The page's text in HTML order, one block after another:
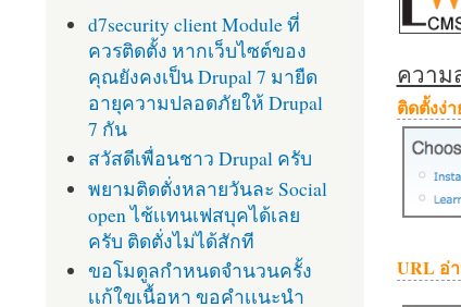
ความ
ติดตั้งง่า
URL อ่
d7security client Module ที่
ควรติดตั้ง หากเว็บไซต์ของ
คุณยังคงเป็น Drupal 7 มายืด
อายุความปลอดภัยให้ Drupal
7 กัน
สวัสดีเพื่อนชาว Drupal ครับ
พยามติดตั่งหลายวันละ Social
open ไช้เเทนเฟสบุคได้เลย
ครับ ติดตั่งไม่ได้สักที
ขอโมดูลกำหนดจำนวนครั้ง
เเก้ใขเนื้อหา ขอคำเเนะนำ